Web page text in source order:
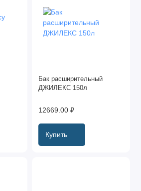
Бак расширительный
ДЖИЛЕКС 150л
12669.00 ₽
Купить